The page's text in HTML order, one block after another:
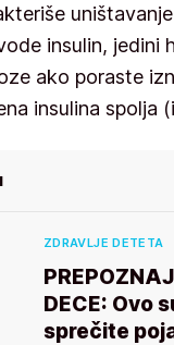
insulin, jedini
ako poraste
insulina spolja
ZDRAVLJE DETETA
DECE: Ovo
sprečite